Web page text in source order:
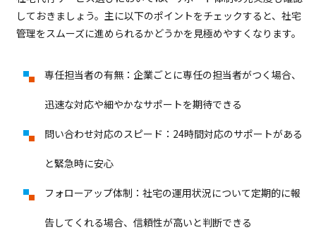
しておきましょう。主に以下のポイントをチェックすると、社宅
管理をスムーズに進められるかどうかを見極めやすくなります。
専任担当者の有無：企業ごとに専任の担当者がつく場合、
迅速な対応や細やかなサポートを期待できる
問い合わせ対応のスピード：24時間対応のサポートがある
と緊急時に安心
フォローアップ体制：社宅の運用状況について定期的に報
告してくれる場合、信頼性が高いと判断できる